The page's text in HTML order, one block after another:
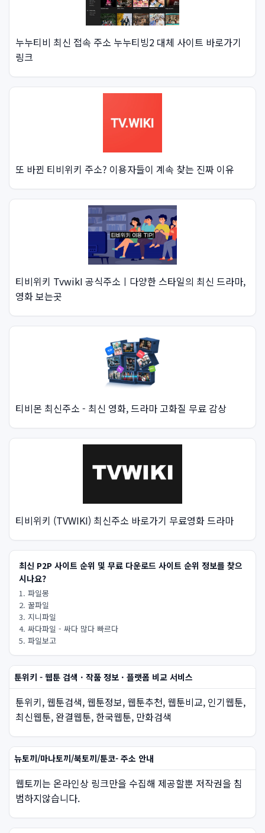
누누티비 최신 접속 주소 누누티빙2 대체 사이트 바로가기
링크
또 바뀐 티비위키 주소? 이용자들이 계속 찾는 진짜 이유
티비위키 TvwikI 공식주소ㅣ다양한 스타일의 최신 드라마,
영화 보는곳
티비몬 최신주소 - 최신 영화, 드라마 고화질 무료 감상
티비위키 (TVWIKI) 최신주소 바로가기 무료영화 드라마
최신 P2P 사이트 순위 및 무료 다운로드 사이트 순위 정보를 찾으
시나요?
1. 파일몽
2. 꿀파일
3. 지니파일
4. 싸다파일 - 싸다 많다 빠르다
5. 파일보고
툰위키 - 웹툰 검색 · 작품 정보 · 플랫폼 비교 서비스
툰위키, 웹툰검색, 웹툰정보, 웹툰추천, 웹툰비교, 인기웹툰,
최신웹툰, 완결웹툰, 한국웹툰, 만화검색
뉴토끼/마나토끼/북토끼/툰코- 주소 안내
웹토끼는 온라인상 링크만을 수집해 제공할뿐 저작권을 침
범하지않습니다.